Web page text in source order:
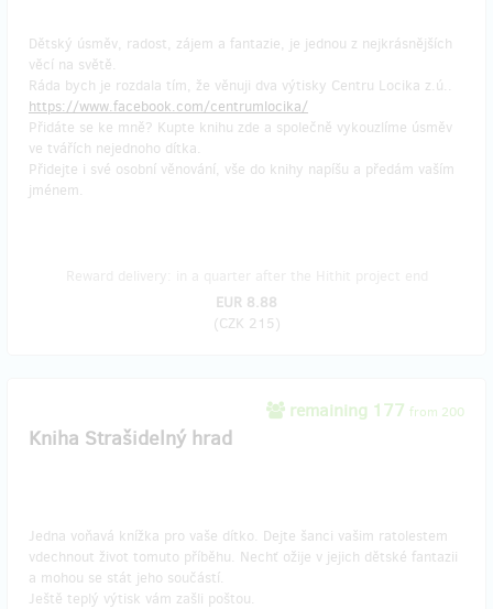
Dětský úsměv, radost, zájem a fantazie, je jednou z nejkrásnějších
věcí na světě.
Ráda bych je rozdala tím, že věnuji dva výtisky Centru Locika z.ú..
https://www.facebook.com/centrumlocika/
Přidáte se ke mně? Kupte knihu zde a společně vykouzlíme úsměv
ve tvářích nejednoho dítka.
Přidejte i své osobní věnování, vše do knihy napíšu a předám vaším
jménem.
EUR 8.88
(CZK 215)
remaining 177 from 200
Kniha Strašidelný hrad
Jedna voňavá knížka pro vaše dítko. Dejte šanci vašim ratolestem
vdechnout život tomuto příběhu. Nechť ožije v jejich dětské fantazii
a mohou se stát jeho součástí.
Ještě teplý výtisk vám zašli poštou.